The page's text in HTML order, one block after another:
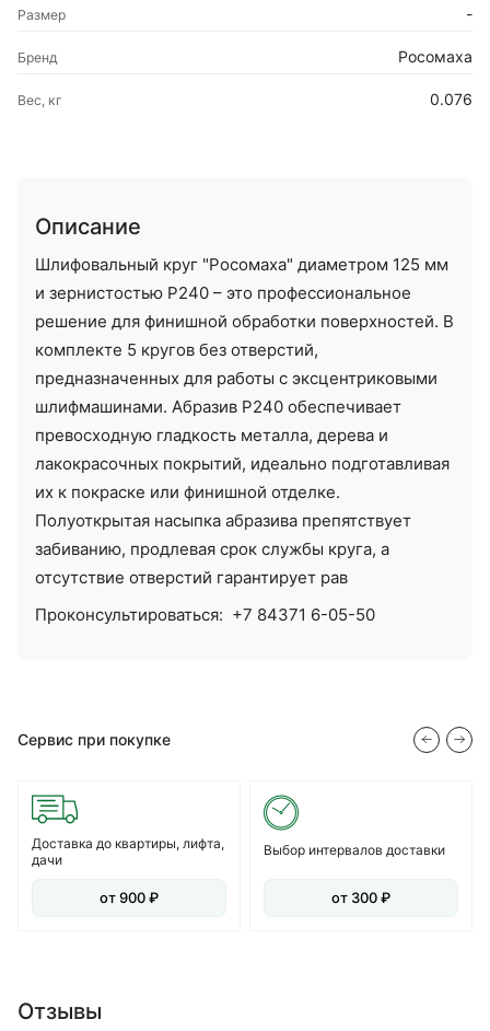
Размер -
Бренд Росомаха
Вес, кг 0.076
Описание
Шлифовальный круг "Росомаха" диаметром 125 мм
и зернистостью P240 – это профессиональное
решение для финишной обработки поверхностей. В
комплекте 5 кругов без отверстий,
предназначенных для работы с эксцентриковыми
шлифмашинами. Абразив P240 обеспечивает
превосходную гладкость металла, дерева и
лакокрасочных покрытий, идеально подготавливая
их к покраске или финишной отделке.
Полуоткрытая насыпка абразива препятствует
забиванию, продлевая срок службы круга, а
отсутствие отверстий гарантирует рав
Проконсультироваться: +7 84371 6-05-50
Сервис при покупке
Доставка до квартиры, лифта,
дачи
от 900 ₽
Выбор интервалов доставки
от 300 ₽
Отзывы